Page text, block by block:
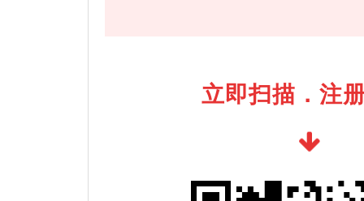
立即扫描．注